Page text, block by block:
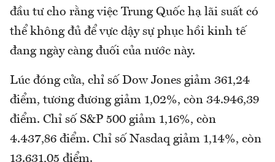
đầu tư cho rằng việc Trung Quốc hạ lãi suất có
thể không đủ để vực dậy sự phục hồi kinh tế
đang ngày càng đuối của nước này.
Lúc đóng cửa, chỉ số Dow Jones giảm 361,24
điểm, tương đương giảm 1,02%, còn 34.946,39
điểm. Chỉ số S&P 500 giảm 1,16%, còn
4.437,86 điểm. Chỉ số Nasdaq giảm 1,14%, còn
13.631,05 điểm.